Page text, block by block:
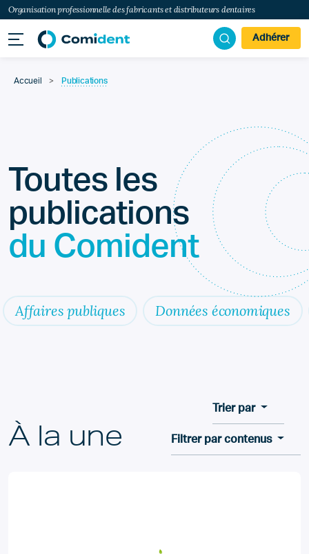
Organisation professionnelle des fabricants et distributeurs dentaires
Adhérer
Accueil > Publications
Toutes les
publications
du Comident
Affaires publiques Données économiques
À la une
Trier par
Filtrer par contenus